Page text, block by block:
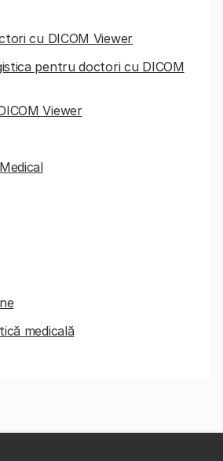
cu DICOM Viewer
pentru doctori cu DICOM
Viewer
medicală